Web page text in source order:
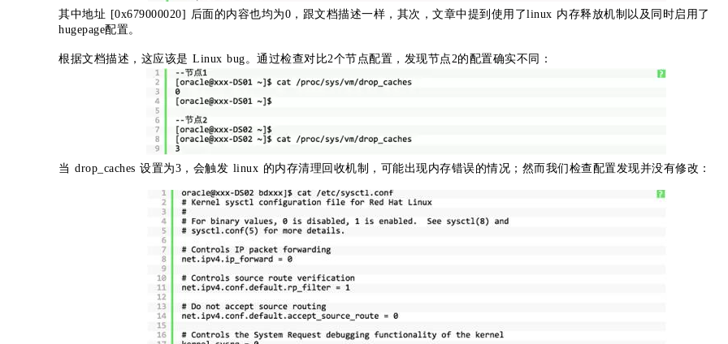
其中地址 [0x679000020] 后面的内容也均为0，跟文档描述一样，其次，文章中提到使用了linux 内存释放机制以及同时启用了
hugepage配置。
根据文档描述，这应该是 Linux bug。通过检查对比2个节点配置，发现节点2的配置确实不同：
当 drop_caches 设置为3，会触发 linux 的内存清理回收机制，可能出现内存错误的情况；然而我们检查配置发现并没有修改：